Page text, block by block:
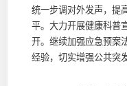
统一步调对外发声，提
平。大力开展健康科普
开。继续加强应急预案
经验，切实增强公共突